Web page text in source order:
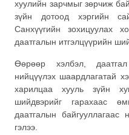
хуулийн зарчмыг зөрчиж
зүйн дотоод хэргийн
Санхүүгийн зохицуулах
даатгалын итгэлцүүрийн
Өөрөөр хэлбэл,
нийцүүлэх шаардлагатай
харилцаа хууль зүйн
шийдвэрийг гарахаас
даатгалын
гэлээ.